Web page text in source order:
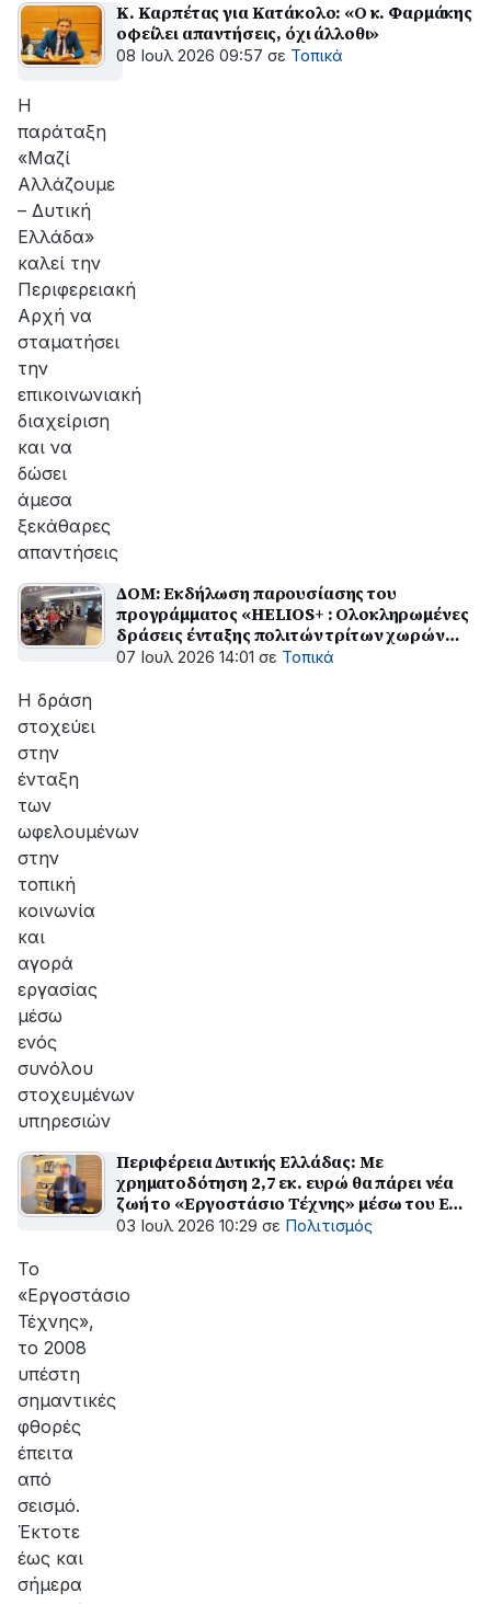
Κ. Καρπέτας για Κατάκολο: «Ο κ. Φαρμάκης
οφείλει απαντήσεις, όχι άλλοθι»
08 Ιουλ 2026 09:57 σε Τοπικά
Η
παράταξη
«Μαζί
Αλλάζουμε
– Δυτική
Ελλάδα»
καλεί την
Περιφερειακή
Αρχή να
σταματήσει
την
επικοινωνιακή
διαχείριση
και να
δώσει
άμεσα
ξεκάθαρες
απαντήσεις
ΔΟΜ: Εκδήλωση παρουσίασης του
προγράμματος «HELIOS+ : Ολοκληρωμένες
δράσεις ένταξης πολιτών τρίτων χωρών
στην αγορά εργασίας στην Περιφέρεια
07 Ιουλ 2026 14:01 σε Τοπικά
Η δράση
στοχεύει
στην
ένταξη
των
ωφελουμένων
στην
τοπική
κοινωνία
και
αγορά
εργασίας
μέσω
ενός
συνόλου
στοχευμένων
υπηρεσιών
Περιφέρεια Δυτικής Ελλάδας: Με
χρηματοδότηση 2,7 εκ. ευρώ θα πάρει νέα
ζωή το «Εργοστάσιο Τέχνης» μέσω του ΕΠ
«Δυτική Ελλάδα 2021-2027»
03 Ιουλ 2026 10:29 σε Πολιτισμός
Το
«Εργοστάσιο
Τέχνης»,
το 2008
υπέστη
σημαντικές
φθορές
έπειτα
από
σεισμό.
Έκτοτε
έως και
σήμερα